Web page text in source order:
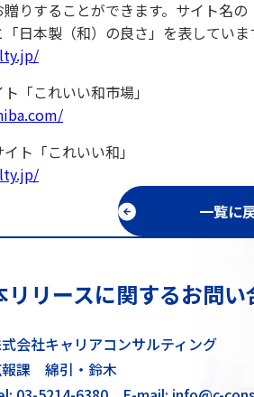
りすることができます。サイト名
日本製（和）の良さ」を表していま
「これいい和市場」
ト「これいい和」
一覧に
リリースに関するお問い
会社キャリアコンサルティング
報課 綿引・鈴木